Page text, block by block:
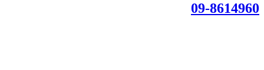
09-8614960